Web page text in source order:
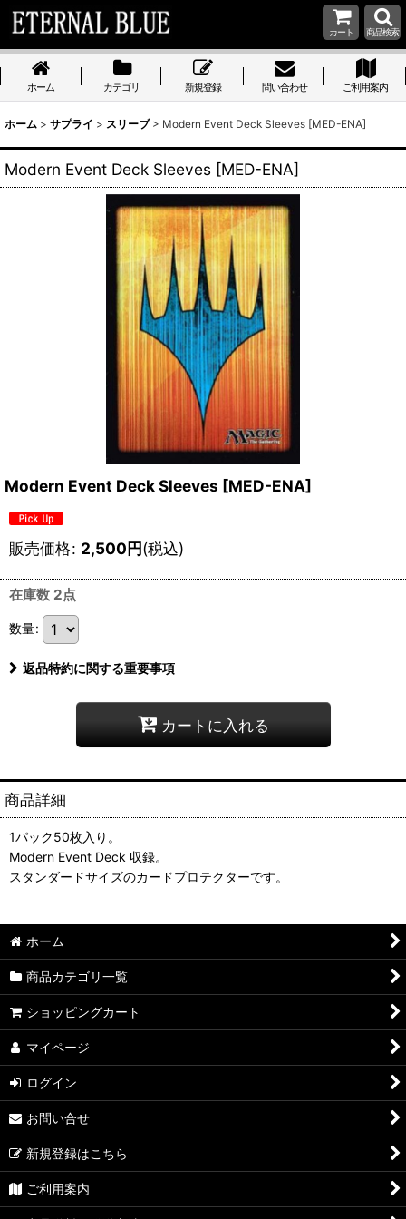
カート 商品検索
ホーム カテゴリ 新規登録 問い合わせ ご利用案内
ホーム > サプライ > スリーブ > Modern Event Deck Sleeves [MED-ENA]
Modern Event Deck Sleeves [MED-ENA]
Modern Event Deck Sleeves [MED-ENA]
販売価格: 2,500円(税込)
在庫数 2点
数量:
返品特約に関する重要事項
カートに入れる
商品詳細
1パック50枚入り。
Modern Event Deck 収録。
スタンダードサイズのカードプロテクターです。
ホーム
商品カテゴリ一覧
ショッピングカート
マイページ
ログイン
お問い合せ
新規登録はこちら
ご利用案内